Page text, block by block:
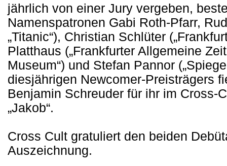
jährlich von einer Jury vergeben,
Namenspatronen Gabi Roth-Pfarr,
„Titanic“), Christian Schlüter
Platthaus („Frankfurter Allgemeine
Museum“) und Stefan Pannor
diesjährigen Newcomer-Preisträgers
Benjamin Schreuder für ihr im Cross-
„Jakob“.
Cross Cult gratuliert den beiden
Auszeichnung.